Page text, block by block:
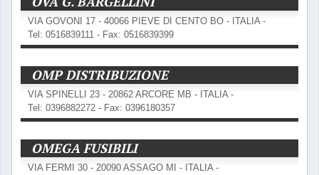
VIA GOVONI 17 - 40066 PIEVE DI CENTO BO - ITALIA -
Tel: 0516839111 - Fax: 0516839399
OMP DISTRIBUZIONE
VIA SPINELLI 23 - 20862 ARCORE MB - ITALIA -
Tel: 0396882272 - Fax: 0396180357
OMEGA FUSIBILI
VIA FERMI 30 - 20090 ASSAGO MI - ITALIA -